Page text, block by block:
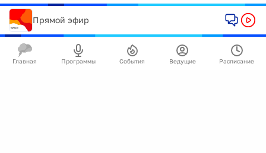
Прямой эфир
Главная Программы События Ведущие Расписание